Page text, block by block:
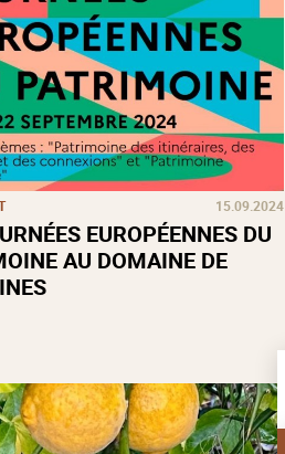
15.09.2024
EUROPÉENNES DU
AU DOMAINE DE